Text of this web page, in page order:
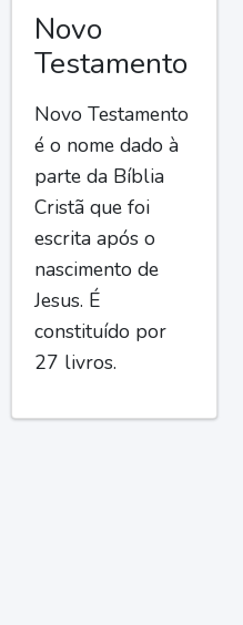
Novo
Testamento
Novo Testamento
é o nome dado à
parte da Bíblia
Cristã que foi
escrita após o
nascimento de
Jesus. É
constituído por
27 livros.